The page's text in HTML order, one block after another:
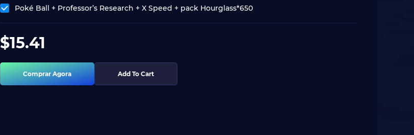
Poké Ball + Professor’s Research + X Speed + pack Hourglass*650
$15.41
Comprar Agora Add To Cart